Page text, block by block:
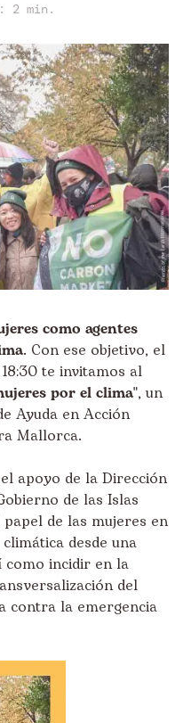
2 min.
como agentes
. Con ese objetivo, el
te invitamos al
por el clima", un
Ayuda en Acción
Mallorca.
apoyo de la Dirección
de las Islas
de las mujeres en
desde una
como incidir en la
del
contra la emergencia